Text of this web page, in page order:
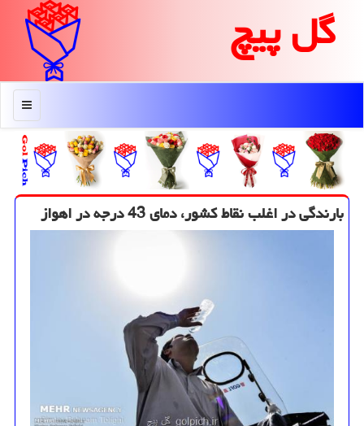
گل پیچ
منو
بارندگی در اغلب نقاط كشور، دمای 43 درجه در اهواز